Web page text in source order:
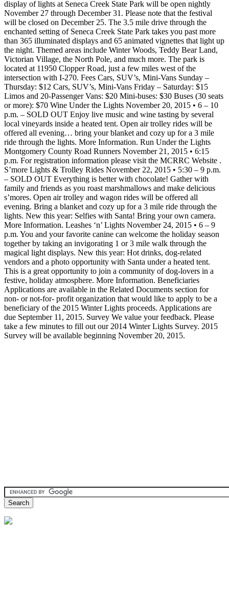
display of lights at Seneca Creek State Park will be open nightly
November 27 through December 31. Please note that the festival
will be closed on December 25. The 3.5 mile drive through the
enchanted setting of Seneca Creek State Park takes you past more
than 365 illuminated displays and 65 animated vignettes that light up
the night. Themed areas include Winter Woods, Teddy Bear Land,
Victorian Village, the North Pole, and much more. The park is
located at 11950 Clopper Road, just a few miles west of the
intersection with I-270. Fees Cars, SUV’s, Mini-Vans Sunday –
Thursday: $12 Cars, SUV’s, Mini-Vans Friday – Saturday: $15
Limos and 20-Passenger Vans: $20 Mini-buses: $30 Buses (30 seats
or more): $70 Wine Under the Lights November 20, 2015 • 6 – 10
p.m. – SOLD OUT Enjoy live music and wine tasting by several
local vineyards inside a heated tent. Open air trolley rides will be
offered all evening… bring your blanket and cozy up for a 3 mile
ride through the lights. More Information. Run Under the Lights
Montgomery County Road Runners November 21, 2015 • 6:15
p.m. For registration information please visit the MCRRC Website .
S’more Lights & Trolley Rides November 22, 2015 • 5:30 – 9 p.m.
– SOLD OUT Everything is better with chocolate! Gather with
family and friends as you roast marshmallows and make delicious
s’mores. Open air trolley and wagon rides will be offered all
evening. Bring a blanket and cozy up for a 3 mile ride through the
lights. New this year: Selfies with Santa! Bring your own camera.
More Information. Leashes ‘n’ Lights November 24, 2015 • 6 – 9
p.m. You and your favorite canine can welcome the holiday season
together by taking an invigorating 1 or 3 mile walk through the
magical light displays. New this year: Hot drinks, dog-related
vendors and a photo opportunity with Santa under a heated tent.
This is a great opportunity to join a community of dog-lovers in a
festive, holiday atmosphere. More Information. Beneficiaries
Applications are available in the Related Documents section for
non- or not-for- profit organization that would like to apply to be a
beneficiary of the 2015 Winter Lights proceeds. Applications are
due September 11, 2015. Survey We value your feedback. Please
take a few minutes to fill out our 2014 Winter Lights Survey. 2015
Survey will be available beginning November 20, 2015.